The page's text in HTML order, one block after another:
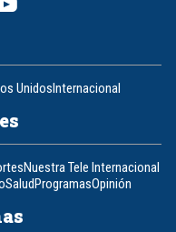
UnidosInternacional
Nuestra Tele Internacional
SaludProgramasOpinión